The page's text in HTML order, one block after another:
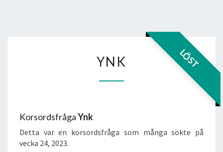
LÖST
YNK
KorsordsfrågaYnk
Detta var en korsordsfråga som många sökte på
vecka 24, 2023.